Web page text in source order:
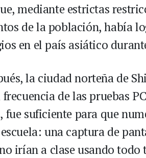
mediante estrictas
de la población, había
en el país asiático
la ciudad norteña de
de las pruebas
fue suficiente para que
una captura de
irían a clase usando todo